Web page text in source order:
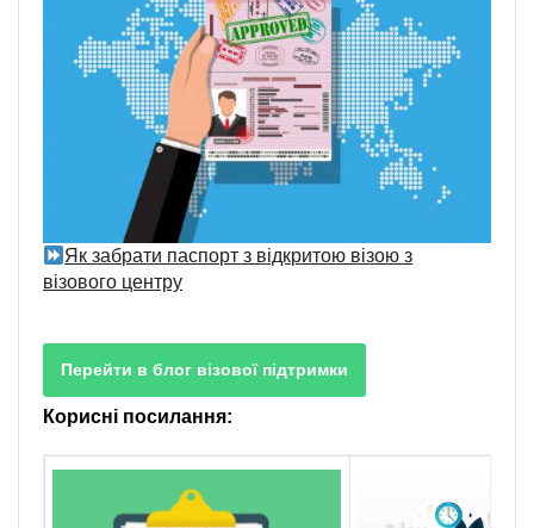
Як забрати паспорт з відкритою візою з
візового центру
Перейти в блог візової підтримки
Корисні посилання: